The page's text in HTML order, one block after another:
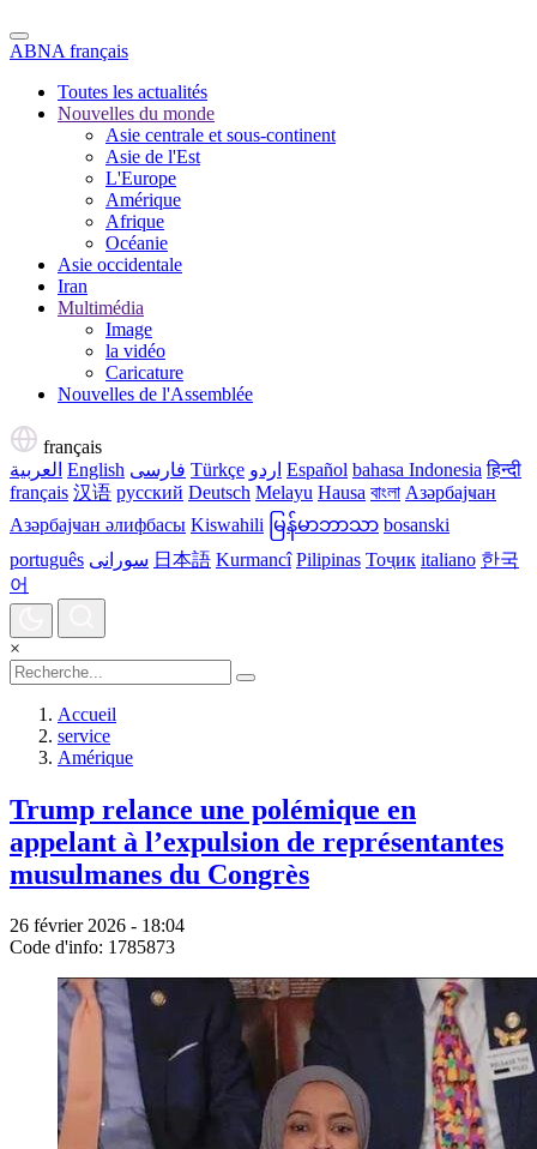
ABNA français
Toutes les actualités
Nouvelles du monde
Asie centrale et sous-continent
Asie de l'Est
L'Europe
Amérique
Afrique
Océanie
Asie occidentale
Iran
Multimédia
Image
la vidéo
Caricature
Nouvelles de l'Assemblée
français
العربية English فارسی Türkçe اردو Español bahasa Indonesia हिन्दी
français 汉语 русский Deutsch Melayu Hausa বাংলা Азәрбајҹан
Азәрбајҹан әлифбасы Kiswahili မြန်မာဘာသာ bosanski
português سورانی 日本語 Kurmancî Pilipinas Тоҷик italiano 한국
어
×
Accueil
service
Amérique
Trump relance une polémique en
appelant à l’expulsion de représentantes
musulmanes du Congrès
26 février 2026 - 18:04
Code d'info: 1785873